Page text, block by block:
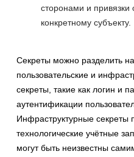
сторонами и привязки
конкретному субъекту.
Секреты можно разделить
пользовательские и
секреты, такие как логин и
аутентификации
Инфраструктурные секреты
технологические учётные
могут быть неизвестны